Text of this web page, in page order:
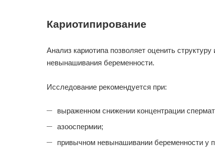
Кариотипирование
Анализ кариотипа позволяет оценить
невынашивания беременности.
Исследование рекомендуется при:
выраженном снижении концентрации
азооспермии;
привычном невынашивании беременности у